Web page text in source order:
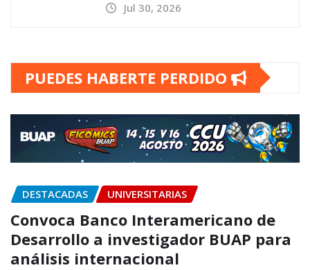
Jul 30, 2026
PUEDES HABERTE PERDIDO
DESTACADAS UNIVERSITARIAS
Convoca Banco Interamericano de
Desarrollo a investigador BUAP para
análisis internacional